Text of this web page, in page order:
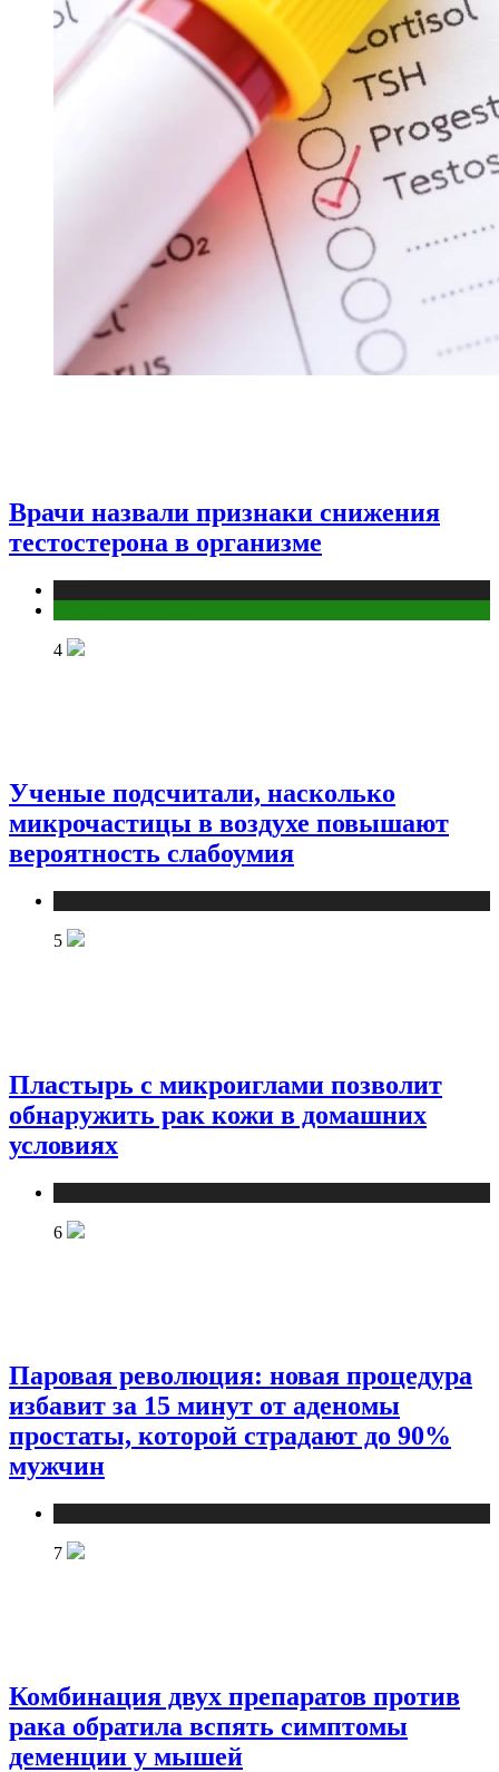
Врачи назвали признаки снижения
тестостерона в организме
4
Ученые подсчитали, насколько
микрочастицы в воздухе повышают
вероятность слабоумия
5
Пластырь с микроиглами позволит
обнаружить рак кожи в домашних
условиях
6
Паровая революция: новая процедура
избавит за 15 минут от аденомы
простаты, которой страдают до 90%
мужчин
7
Комбинация двух препаратов против
рака обратила вспять симптомы
деменции у мышей